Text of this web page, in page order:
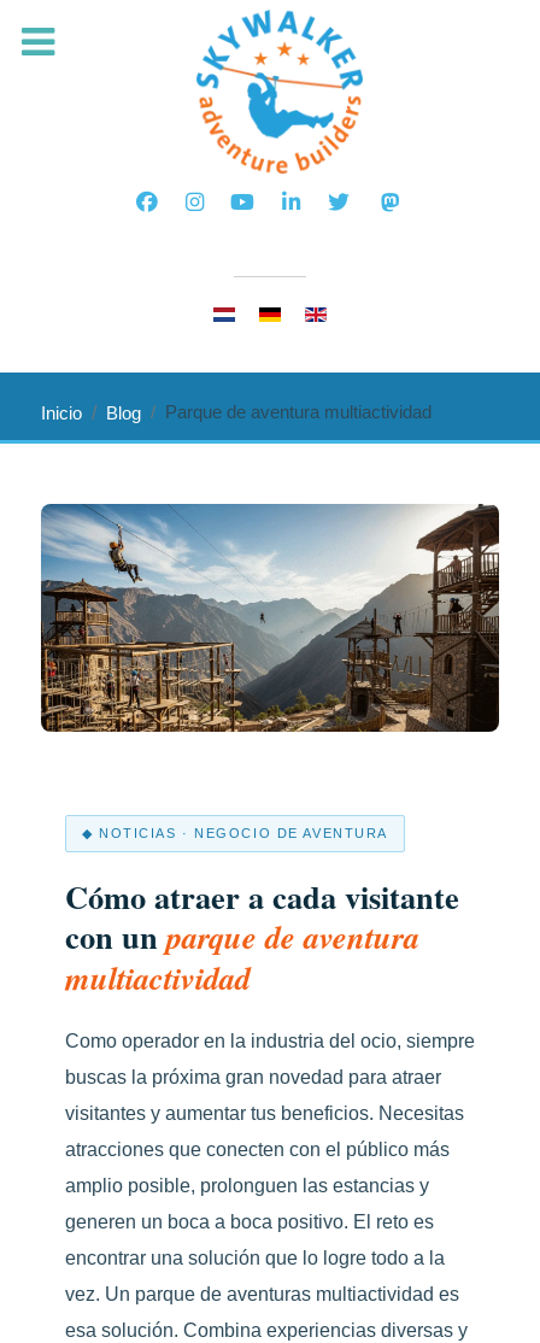
Inicio Blog Parque de aventura multiactividad
◆ NOTICIAS · NEGOCIO DE AVENTURA
Cómo atraer a cada visitante
con unparque de aventura
multiactividad
Como operador en la industria del ocio, siempre
buscas la próxima gran novedad para atraer
visitantes y aumentar tus beneficios. Necesitas
atracciones que conecten con el público más
amplio posible, prolonguen las estancias y
generen un boca a boca positivo. El reto es
encontrar una solución que lo logre todo a la
vez. Un parque de aventuras multiactividad es
esa solución. Combina experiencias diversas y